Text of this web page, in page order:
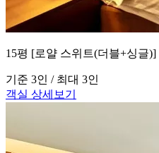
15평 [로얄 스위트(더블+싱글)]
기준 3인 / 최대 3인
객실 상세보기